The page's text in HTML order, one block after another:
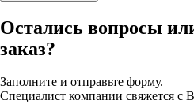
Остались вопросы
заказ?
Заполните и отправьте форму.
Специалист компании свяжется с